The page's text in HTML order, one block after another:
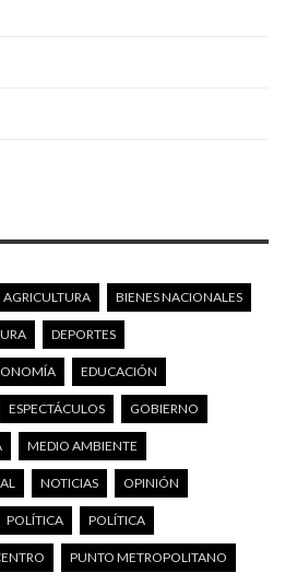
AGRICULTURA BIENES NACIONALES
DEPORTES
EDUCACIÓN
ESPECTÁCULOS GOBIERNO
MEDIO AMBIENTE
NOTICIAS OPINIÓN
POLÍTICA POLÍTICA
PUNTO METROPOLITANO